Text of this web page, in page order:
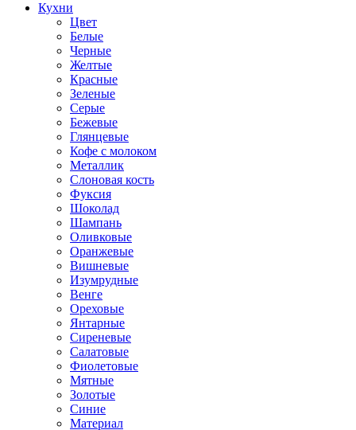
Кухни
Цвет
Белые
Черные
Желтые
Красные
Зеленые
Серые
Бежевые
Глянцевые
Кофе с молоком
Металлик
Слоновая кость
Фуксия
Шоколад
Шампань
Оливковые
Оранжевые
Вишневые
Изумрудные
Венге
Ореховые
Янтарные
Сиреневые
Салатовые
Фиолетовые
Мятные
Золотые
Синие
Материал